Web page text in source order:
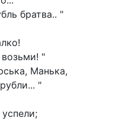
братва.. "
"
Манька,
"